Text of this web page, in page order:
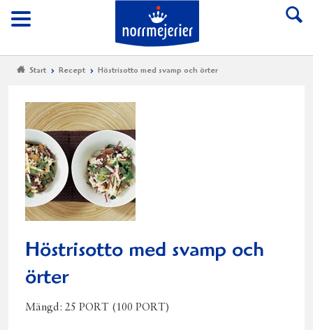
Meny
Till Norrmejerier
Start Recept Höstrisotto med svamp och örter
Höstrisotto med svamp och
örter
Mängd: 25 PORT (100 PORT)